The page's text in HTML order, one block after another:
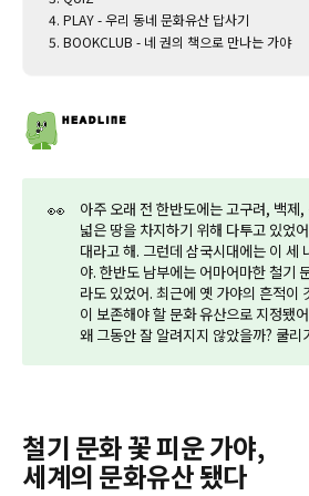
PLAY - 우리 동네 문화유산 답사기
BOOKCLUB - 네 권의 책으로 만나는 가야
👀
아주 오래 전 한반도에는 고구려, 백제
넓은 땅을 차지하기 위해 다투고 있었
대라고 해. 그런데 삼국시대에는 이 세
야. 한반도 남부에는 어마어마한 철기
라도 있었어. 최근에 옛 가야의 흔적이
이 보존해야 할 문화 유산으로 지정됐
왜 그동안 잘 알려지지 않았을까? 쿨리
철기 문화 꽃 피운 가야,
세계의 문화유산 됐다